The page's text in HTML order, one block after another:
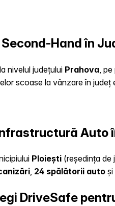
Hand în
nivelul județului Prahova ,
scoase la vânzare în județ
Auto
Ploiești (reședința de
, 24 spălătorii auto și
DriveSafe